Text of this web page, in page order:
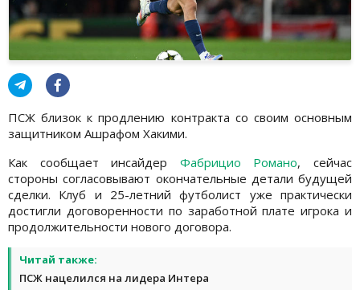
ПСЖ близок к продлению контракта со своим основным
защитником Ашрафом Хакими.
Как сообщает инсайдер Фабрицио Романо, сейчас
стороны согласовывают окончательные детали будущей
сделки. Клуб и 25-летний футболист уже практически
достигли договоренности по заработной плате игрока и
продолжительности нового договора.
Читай также:
ПСЖ нацелился на лидера Интера